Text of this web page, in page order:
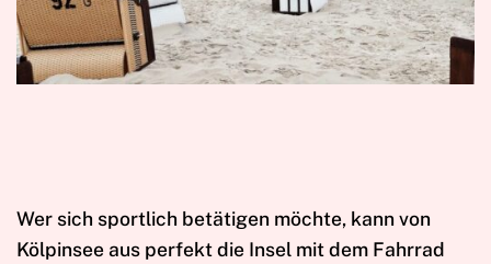
Wer sich sportlich betätigen möchte, kann von
Kölpinsee aus perfekt die Insel mit dem Fahrrad